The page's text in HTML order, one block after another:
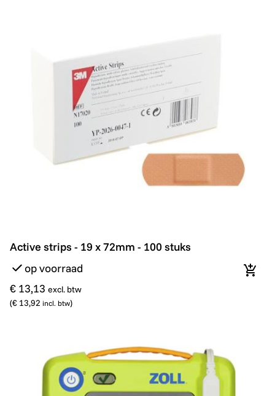
Active strips - 19 x 72mm - 100 stuks
Active strips - 19 x 72mm - 100 stuks
op voorraad
€ 13,13 excl. btw
(€ 13,92 incl. btw)
In